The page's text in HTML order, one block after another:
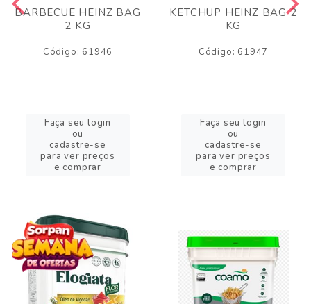
BARBECUE HEINZ BAG
2 KG
Código: 61946
Faça seu login
ou
cadastre-se
para ver preços
e comprar
KETCHUP HEINZ BAG 2
KG
Código: 61947
Faça seu login
ou
cadastre-se
para ver preços
e comprar